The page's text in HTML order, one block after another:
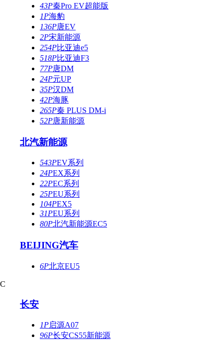
43P秦Pro EV超能版
1P海豹
136P唐EV
2P宋新能源
254P比亚迪e5
518P比亚迪F3
77P唐DM
24P元UP
35P汉DM
42P海豚
265P秦 PLUS DM-i
52P唐新能源
北汽新能源
543PEV系列
24PEX系列
22PEC系列
25PEU系列
104PEX5
31PEU系列
80P北汽新能源EC5
BEIJING汽车
6P北京EU5
C
长安
1P启源A07
96P长安CS55新能源